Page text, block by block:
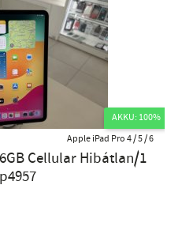
AKKU: 100%
Apple iPad Pro 4 / 5 / 6
Cellular Hibátlan/1